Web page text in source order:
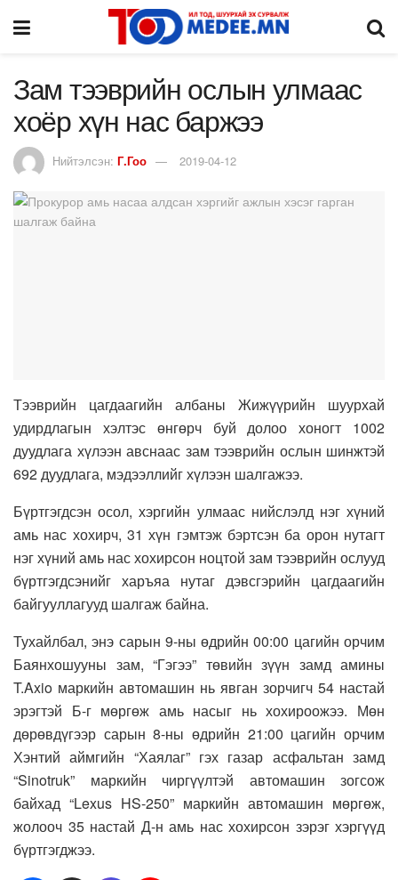
Зам тээврийн ослын улмаас
хоёр хүн нас баржээ
Нийтэлсэн: Г.Гоо 2019-04-12
Тээврийн цагдаагийн албаны Жижүүрийн шуурхай
удирдлагын хэлтэс өнгөрч буй долоо хоногт 1002
дуудлага хүлээн авснаас зам тээврийн ослын шинжтэй
692 дуудлага, мэдээллийг хүлээн шалгажээ.
Бүртгэгдсэн осол, хэргийн улмаас нийслэлд нэг хүний
амь нас хохирч, 31 хүн гэмтэж бэртсэн ба орон нутагт
нэг хүний амь нас хохирсон ноцтой зам тээврийн ослууд
бүртгэгдсэнийг харъяа нутаг дэвсгэрийн цагдаагийн
байгууллагууд шалгаж байна.
Тухайлбал, энэ сарын 9-ны өдрийн 00:00 цагийн орчим
Баянхошууны зам, “Гэгээ” төвийн зүүн замд амины
T.Axio маркийн автомашин нь явган зорчигч 54 настай
эрэгтэй Б-г мөргөж амь насыг нь хохироожээ. Мөн
дөрөвдүгээр сарын 8-ны өдрийн 21:00 цагийн орчим
Хэнтий аймгийн “Хаялаг” гэх газар асфальтан замд
“Sinotruk” маркийн чиргүүлтэй автомашин зогсож
байхад “Lexus HS-250” маркийн автомашин мөргөж,
жолооч 35 настай Д-н амь нас хохирсон зэрэг хэргүүд
бүртгэгджээ.